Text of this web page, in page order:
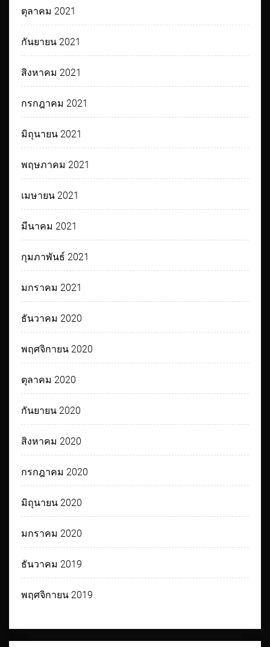
ตุลาคม 2021
กันยายน 2021
สิงหาคม 2021
กรกฎาคม 2021
มิถุนายน 2021
พฤษภาคม 2021
เมษายน 2021
มีนาคม 2021
กุมภาพันธ์ 2021
มกราคม 2021
ธันวาคม 2020
พฤศจิกายน 2020
ตุลาคม 2020
กันยายน 2020
สิงหาคม 2020
กรกฎาคม 2020
มิถุนายน 2020
มกราคม 2020
ธันวาคม 2019
พฤศจิกายน 2019